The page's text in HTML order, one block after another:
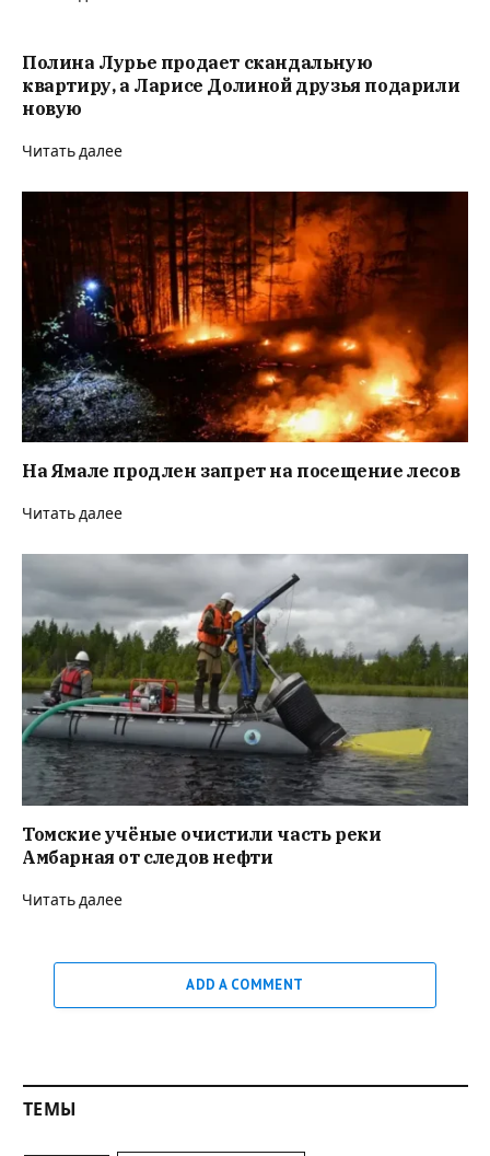
Полина Лурье продает скандальную
квартиру, а Ларисе Долиной друзья подарили
новую
Читать далее
На Ямале продлен запрет на посещение лесов
Читать далее
Томские учёные очистили часть реки
Амбарная от следов нефти
Читать далее
ADD A COMMENT
ТЕМЫ